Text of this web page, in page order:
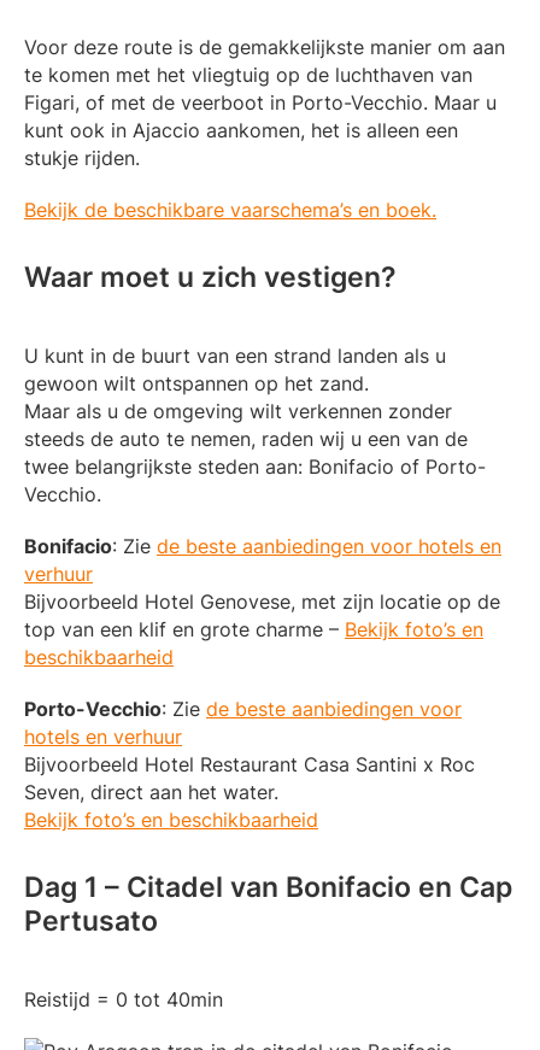
Voor deze route is de gemakkelijkste manier om aan
te komen met het vliegtuig op de luchthaven van
Figari, of met de veerboot in Porto-Vecchio. Maar u
kunt ook in Ajaccio aankomen, het is alleen een
stukje rijden.
Bekijk de beschikbare vaarschema’s en boek.
Waar moet u zich vestigen?
U kunt in de buurt van een strand landen als u
gewoon wilt ontspannen op het zand.
Maar als u de omgeving wilt verkennen zonder
steeds de auto te nemen, raden wij u een van de
twee belangrijkste steden aan: Bonifacio of Porto-
Vecchio.
Bonifacio: Zie de beste aanbiedingen voor hotels en
verhuur
Bijvoorbeeld Hotel Genovese, met zijn locatie op de
top van een klif en grote charme – Bekijk foto’s en
beschikbaarheid
Porto-Vecchio: Zie de beste aanbiedingen voor
hotels en verhuur
Bijvoorbeeld Hotel Restaurant Casa Santini x Roc
Seven, direct aan het water.
Bekijk foto’s en beschikbaarheid
Dag 1 – Citadel van Bonifacio en Cap
Pertusato
Reistijd = 0 tot 40min